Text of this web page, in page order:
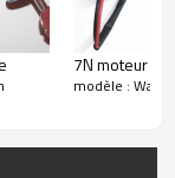
7N moteur
modèle : Wall